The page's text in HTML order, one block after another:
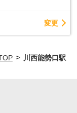
変更
> 川西能勢口駅